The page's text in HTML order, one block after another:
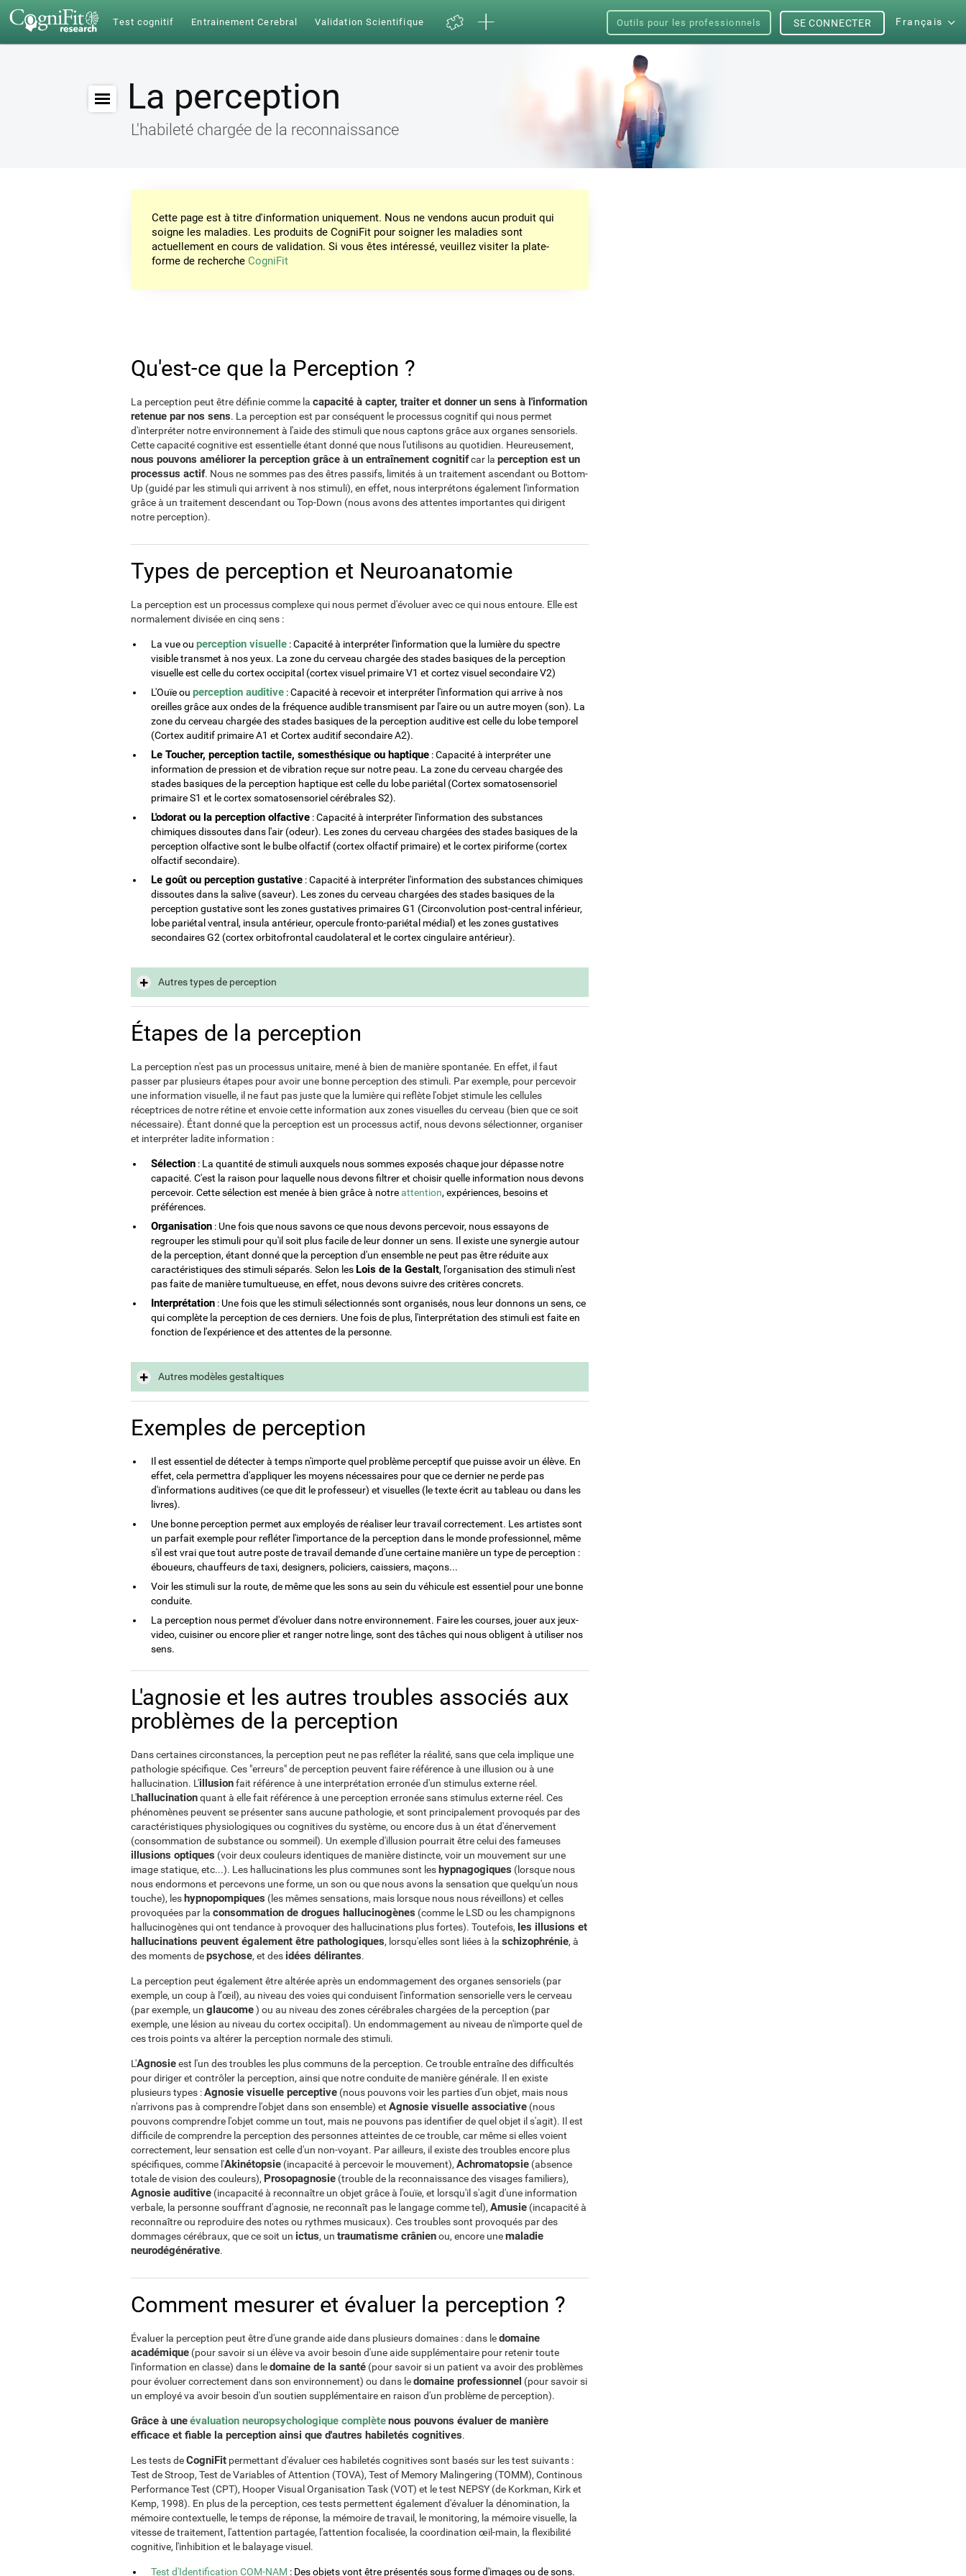
Test cognitif Entrainement Cerebral Validation Scientifique Outils pour les professionnels Français
SE CONNECTER
La perception
L'habileté chargée de la reconnaissance
Cette page est à titre d'information uniquement. Nous ne vendons aucun produit qui
soigne les maladies. Les produits de CogniFit pour soigner les maladies sont
actuellement en cours de validation. Si vous êtes intéressé, veuillez visiter la plate-
forme de recherche CogniFit
Qu'est-ce que la Perception ?
La perception peut être définie comme la capacité à capter, traiter et donner un sens à l'information
retenue par nos sens. La perception est par conséquent le processus cognitif qui nous permet
d'interpréter notre environnement à l'aide des stimuli que nous captons grâce aux organes sensoriels.
Cette capacité cognitive est essentielle étant donné que nous l'utilisons au quotidien. Heureusement,
nous pouvons améliorer la perception grâce à un entraînement cognitifcar la perception est un
processus actif. Nous ne sommes pas des êtres passifs, limités à un traitement ascendant ou Bottom-
Up (guidé par les stimuli qui arrivent à nos stimuli), en effet, nous interprétons également l'information
grâce à un traitement descendant ou Top-Down (nous avons des attentes importantes qui dirigent
notre perception).
Types de perception et Neuroanatomie
La perception est un processus complexe qui nous permet d'évoluer avec ce qui nous entoure. Elle est
normalement divisée en cinq sens :
La vue ou perception visuelle : Capacité à interpréter l'information que la lumière du spectre
visible transmet à nos yeux. La zone du cerveau chargée des stades basiques de la perception
visuelle est celle du cortex occipital (cortex visuel primaire V1 et cortez visuel secondaire V2)
L'Ouïe ou perception auditive : Capacité à recevoir et interpréter l'information qui arrive à nos
oreilles grâce aux ondes de la fréquence audible transmisent par l'aire ou un autre moyen (son). La
zone du cerveau chargée des stades basiques de la perception auditive est celle du lobe temporel
(Cortex auditif primaire A1 et Cortex auditif secondaire A2).
Le Toucher, perception tactile, somesthésique ou haptique : Capacité à interpréter une
information de pression et de vibration reçue sur notre peau. La zone du cerveau chargée des
stades basiques de la perception haptique est celle du lobe pariétal (Cortex somatosensoriel
primaire S1 et le cortex somatosensoriel cérébrales S2).
L'odorat ou la perception olfactive : Capacité à interpréter l'information des substances
chimiques dissoutes dans l'air (odeur). Les zones du cerveau chargées des stades basiques de la
perception olfactive sont le bulbe olfactif (cortex olfactif primaire) et le cortex piriforme (cortex
olfactif secondaire).
Le goût ou perception gustative : Capacité à interpréter l'information des substances chimiques
dissoutes dans la salive (saveur). Les zones du cerveau chargées des stades basiques de la
perception gustative sont les zones gustatives primaires G1 (Circonvolution post-central inférieur,
lobe pariétal ventral, insula antérieur, opercule fronto-pariétal médial) et les zones gustatives
secondaires G2 (cortex orbitofrontal caudolateral et le cortex cingulaire antérieur).
Autres types de perception
Étapes de la perception
La perception n'est pas un processus unitaire, mené à bien de manière spontanée. En effet, il faut
passer par plusieurs étapes pour avoir une bonne perception des stimuli. Par exemple, pour percevoir
une information visuelle, il ne faut pas juste que la lumière qui reflète l'objet stimule les cellules
réceptrices de notre rétine et envoie cette information aux zones visuelles du cerveau (bien que ce soit
nécessaire). Étant donné que la perception est un processus actif, nous devons sélectionner, organiser
et interpréter ladite information :
Sélection : La quantité de stimuli auxquels nous sommes exposés chaque jour dépasse notre
capacité. C'est la raison pour laquelle nous devons filtrer et choisir quelle information nous devons
percevoir. Cette sélection est menée à bien grâce à notreattention, expériences, besoins et
préférences.
Organisation : Une fois que nous savons ce que nous devons percevoir, nous essayons de
regrouper les stimuli pour qu'il soit plus facile de leur donner un sens. Il existe une synergie autour
de la perception, étant donné que la perception d'un ensemble ne peut pas être réduite aux
caractéristiques des stimuli séparés. Selon les Lois de la Gestalt, l'organisation des stimuli n'est
pas faite de manière tumultueuse, en effet, nous devons suivre des critères concrets.
Interprétation : Une fois que les stimuli sélectionnés sont organisés, nous leur donnons un sens, ce
qui complète la perception de ces derniers. Une fois de plus, l'interprétation des stimuli est faite en
fonction de l'expérience et des attentes de la personne.
Autres modèles gestaltiques
Exemples de perception
Il est essentiel de détecter à temps n'importe quel problème perceptif que puisse avoir un élève. En
effet, cela permettra d'appliquer les moyens nécessaires pour que ce dernier ne perde pas
d'informations auditives (ce que dit le professeur) et visuelles (le texte écrit au tableau ou dans les
livres).
Une bonne perception permet aux employés de réaliser leur travail correctement. Les artistes sont
un parfait exemple pour refléter l'importance de la perception dans le monde professionnel, même
s'il est vrai que tout autre poste de travail demande d'une certaine manière un type de perception :
éboueurs, chauffeurs de taxi, designers, policiers, caissiers, maçons...
Voir les stimuli sur la route, de même que les sons au sein du véhicule est essentiel pour une bonne
conduite.
La perception nous permet d'évoluer dans notre environnement. Faire les courses, jouer aux jeux-
video, cuisiner ou encore plier et ranger notre linge, sont des tâches qui nous obligent à utiliser nos
sens.
L'agnosie et les autres troubles associés aux
problèmes de la perception
Dans certaines circonstances, la perception peut ne pas refléter la réalité, sans que cela implique une
pathologie spécifique. Ces "erreurs" de perception peuvent faire référence à une illusion ou à une
hallucination. L'illusionfait référence à une interprétation erronée d'un stimulus externe réel.
L'hallucinationquant à elle fait référence à une perception erronée sans stimulus externe réel. Ces
phénomènes peuvent se présenter sans aucune pathologie, et sont principalement provoqués par des
caractéristiques physiologiques ou cognitives du système, ou encore dus à un état d'énervement
(consommation de substance ou sommeil). Un exemple d'illusion pourrait être celui des fameuses
illusions optiques (voir deux couleurs identiques de manière distincte, voir un mouvement sur une
image statique, etc...). Les hallucinations les plus communes sont les hypnagogiques (lorsque nous
nous endormons et percevons une forme, un son ou que nous avons la sensation que quelqu'un nous
touche), les hypnopompiques (les mêmes sensations, mais lorsque nous nous réveillons) et celles
provoquées par la consommation de drogues hallucinogènes (comme le LSD ou les champignons
hallucinogènes qui ont tendance à provoquer des hallucinations plus fortes). Toutefois, les illusions et
hallucinations peuvent également être pathologiques, lorsqu'elles sont liées à la schizophrénie, à
des moments depsychose, et des idées délirantes.
La perception peut également être altérée après un endommagement des organes sensoriels (par
exemple, un coup à l’œil), au niveau des voies qui conduisent l'information sensorielle vers le cerveau
(par exemple, un glaucome) ou au niveau des zones cérébrales chargées de la perception (par
exemple, une lésion au niveau du cortex occipital). Un endommagement au niveau de n'importe quel de
ces trois points va altérer la perception normale des stimuli.
L'Agnosieest l'un des troubles les plus communs de la perception. Ce trouble entraîne des difficultés
pour diriger et contrôler la perception, ainsi que notre conduite de manière générale. Il en existe
plusieurs types :Agnosie visuelle perceptive (nous pouvons voir les parties d'un objet, mais nous
n'arrivons pas à comprendre l'objet dans son ensemble) et Agnosie visuelle associative (nous
pouvons comprendre l'objet comme un tout, mais ne pouvons pas identifier de quel objet il s'agit). Il est
difficile de comprendre la perception des personnes atteintes de ce trouble, car même si elles voient
correctement, leur sensation est celle d'un non-voyant. Par ailleurs, il existe des troubles encore plus
spécifiques, comme l'Akinétopsie (incapacité à percevoir le mouvement), Achromatopsie (absence
totale de vision des couleurs), Prosopagnosie (trouble de la reconnaissance des visages familiers),
Agnosie auditive (incapacité à reconnaître un objet grâce à l'ouïe, et lorsqu'il s'agit d'une information
verbale, la personne souffrant d'agnosie, ne reconnaît pas le langage comme tel), Amusie (incapacité à
reconnaître ou reproduire des notes ou rythmes musicaux). Ces troubles sont provoqués par des
dommages cérébraux, que ce soit un ictus, un traumatisme crânienou, encore unemaladie
neurodégénérative.
Comment mesurer et évaluer la perception ?
Évaluer la perception peut être d'une grande aide dans plusieurs domaines : dans ledomaine
académique (pour savoir si un élève va avoir besoin d'une aide supplémentaire pour retenir toute
l'information en classe) dans ledomaine de la santé (pour savoir si un patient va avoir des problèmes
pour évoluer correctement dans son environnement) ou dans ledomaine professionnel (pour savoir si
un employé va avoir besoin d'un soutien supplémentaire en raison d'un problème de perception).
Grâce à uneévaluation neuropsychologique complètenous pouvons évaluer de manière
efficace et fiable la perception ainsi que d'autres habiletés cognitives.
Les tests deCogniFit permettant d'évaluer ces habiletés cognitives sont basés sur les test suivants :
Test de Stroop, Test de Variables of Attention (TOVA), Test of Memory Malingering (TOMM), Continous
Performance Test (CPT), Hooper Visual Organisation Task (VOT) et le test NEPSY (de Korkman, Kirk et
Kemp, 1998). En plus de la perception, ces tests permettent également d'évaluer la dénomination, la
mémoire contextuelle, le temps de réponse, la mémoire de travail, le monitoring, la mémoire visuelle, la
vitesse de traitement, l'attention partagée, l'attention focalisée, la coordination œil-main, la flexibilité
cognitive, l'inhibition et le balayage visuel.
Test d'Identification COM-NAM : Des objets vont être présentés sous forme d'images ou de sons.